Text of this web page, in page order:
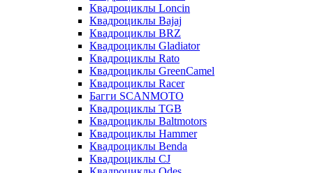
Квадроциклы Loncin
Квадроциклы Bajaj
Квадроциклы BRZ
Квадроциклы Gladiator
Квадроциклы Rato
Квадроциклы GreenCamel
Квадроциклы Racer
Багги SCANMOTO
Квадроциклы TGB
Квадроциклы Baltmotors
Квадроциклы Hammer
Квадроциклы Benda
Квадроциклы CJ